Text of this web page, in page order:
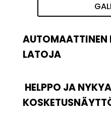
AUTOMAATTINEN
LATOJA
HELPPO JA